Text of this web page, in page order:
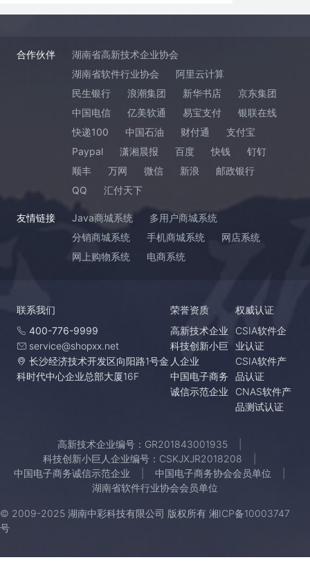
合作伙伴
湖南省高新技术企业协会
湖南省软件行业协会
阿里云计算
民生银行
浪潮集团 新华书店
京东集团
中国电信
亿美软通 易宝支付
银联在线
快递100
中国石油 财付通
支付宝
Paypal
潇湘晨报 百度 快钱
钉钉
顺丰
万网 微信 新浪
邮政银行
QQ
汇付天下
友情链接 Java商城系统
多用户商城系统
分销商城系统
手机商城系统
网店系统
网上购物系统
电商系统
联系我们
400-776-9999
service@shopxx.net
长沙经济技术开发区向阳路1号金
科时代中心企业总部大厦16F
荣誉资质
高新技术企业
科技创新小巨
人企业
中国电子商务
诚信示范企业
权威认证
CSIA软件企
业认证
CSIA软件产
品认证
CNAS软件产
品测试认证
高新技术企业编号：GR201843001935
科技创新小巨人企业编号：CSKJXJR2018208
中国电子商务诚信示范企业
中国电子商务协会会员单位
湖南省软件行业协会会员单位
© 2009-2025 湖南中彩科技有限公司 版权所有 湘ICP备10003747
号